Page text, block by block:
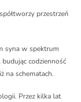
przestrzeń
syna w spektrum
codzienność
na schematach.
Przez kilka lat